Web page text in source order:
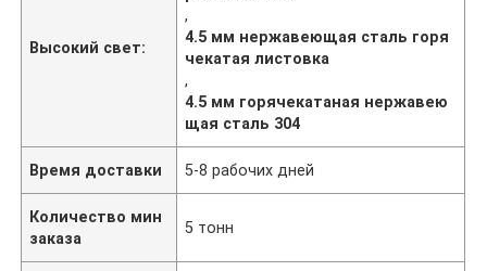
Высокий свет:
,
4.5 мм нержавеющая сталь горя
чекатая листовка
,
4.5 мм горячекатаная нержавею
щая сталь 304
Время доставки 5-8 рабочих дней
Количество мин
заказа
5 тонн